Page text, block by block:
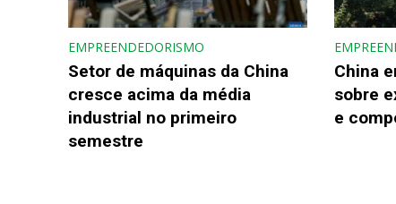
EMPREENDEDORISMO
Setor de máquinas da China
cresce acima da média
industrial no primeiro
semestre
China
sobre
e